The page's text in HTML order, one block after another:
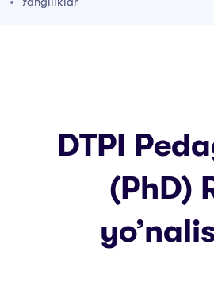
DTPI
(PhD)